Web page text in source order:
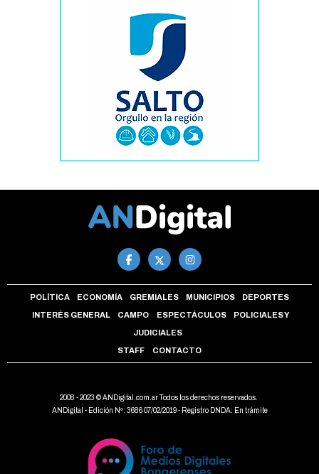
POLÍTICA ECONOMÍA GREMIALES MUNICIPIOS DEPORTES
INTERÉS GENERAL CAMPO ESPECTÁCULOS POLICIALES Y
JUDICIALES
STAFF CONTACTO
2008 - 2023 © ANDigital.com.ar Todos los derechos reservados.
ANDigital - Edición Nº: 3686 07/02/2019 - Registro DNDA: En trámite